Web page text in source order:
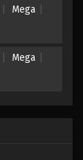
Mega
Mega